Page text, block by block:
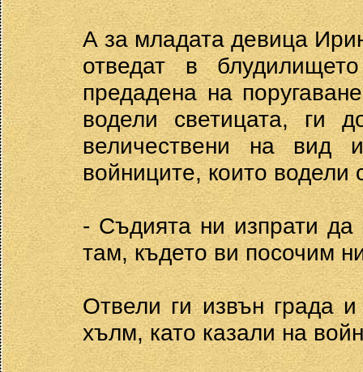
А за младата девица
отведат в
предадена на
водели светицата, ги
величествени на
войниците, които водели
- Съдията ни изпрати
там, където ви посочим
Отвели ги извън града
хълм, като казали на